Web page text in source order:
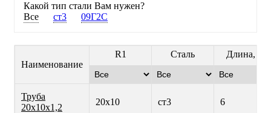
Какой тип стали Вам нужен?
Все
ст3 09Г2С
Наименование
R1 Сталь Длина, м
Труба
20х10х1,2
20х10 ст3 6